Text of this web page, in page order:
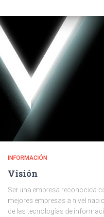
INFORMACIÓN
Visión
Ser una empresa reconocida
mejores empresas a nivel
de las tecnologías de